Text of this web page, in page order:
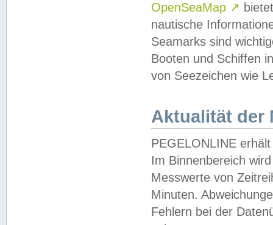
OpenSeaMap ↗
nautische
Seamarks sind
Booten und Schiffen
von Seezeichen wie
Aktualität der
PEGELONLINE
Im Binnenbereich
Messwerte von
Minuten.
Fehlern bei der